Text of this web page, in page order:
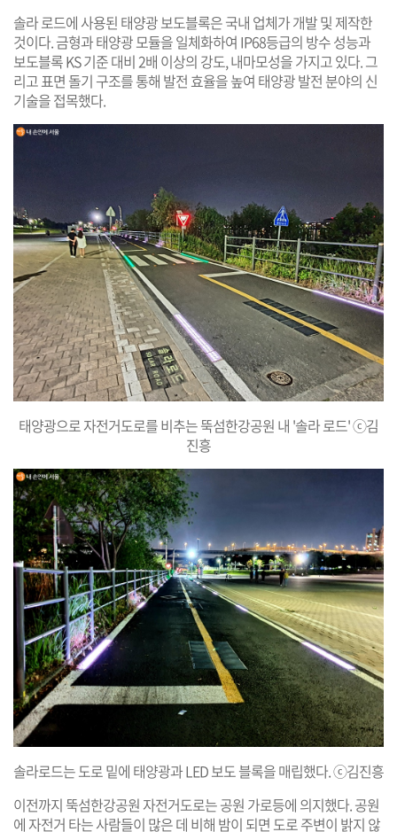
솔라 로드에 사용된 태양광 보도블록은 국내 업체가 개발 및 제작한
것이다. 금형과 태양광 모듈을 일체화하여 IP68등급의 방수 성능과
보도블록 KS 기준 대비 2배 이상의 강도, 내마모성을 가지고 있다. 그
리고 표면 돌기 구조를 통해 발전 효율을 높여 태양광 발전 분야의 신
기술을 접목했다.
태양광으로 자전거도로를 비추는 뚝섬한강공원 내 '솔라 로드' ⓒ김
진흥
솔라로드는 도로 밑에 태양광과 LED 보도 블록을 매립했다. ⓒ김진흥
이전까지 뚝섬한강공원 자전거도로는 공원 가로등에 의지했다. 공원
에 자전거 타는 사람들이 많은 데 비해 밤이 되면 도로 주변이 밝지 않